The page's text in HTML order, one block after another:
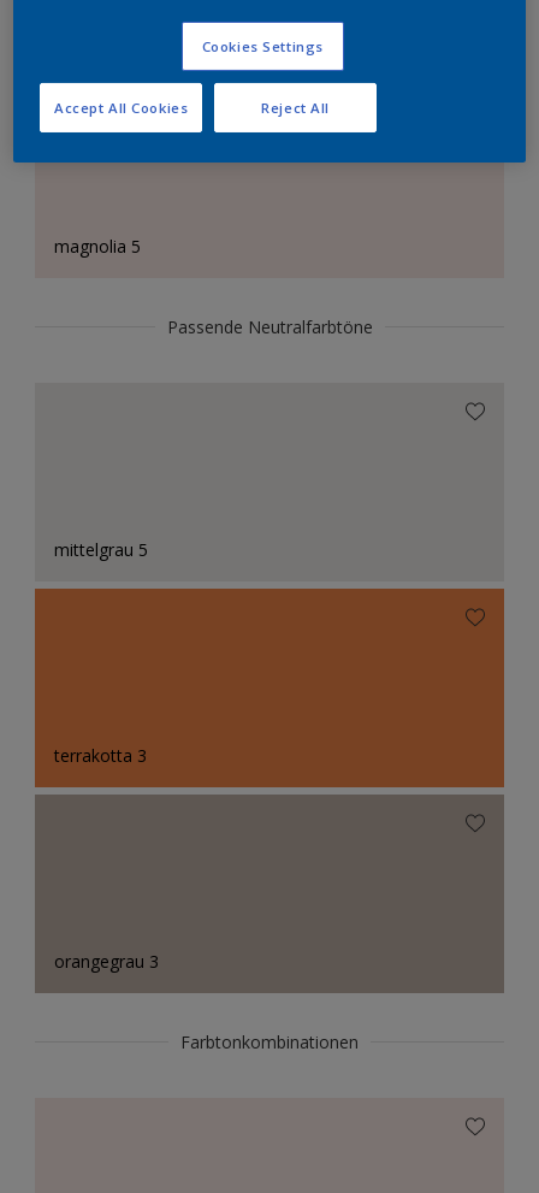
Das perfekte Weiß
magnolia 5
Passende Neutralfarbtöne
mittelgrau 5
terrakotta 3
orangegrau 3
Farbtonkombinationen
Cookies Settings
Reject All
Accept All Cookies